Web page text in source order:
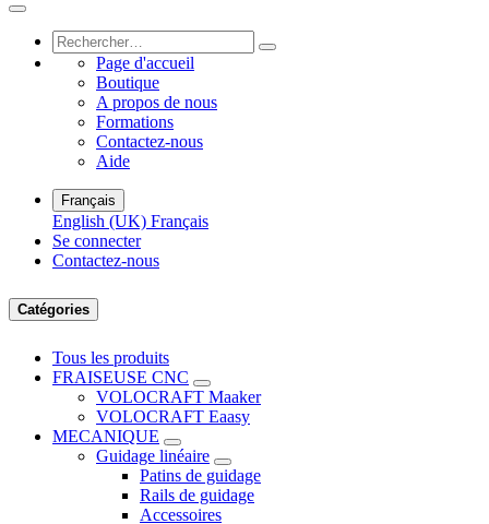
Page d'accueil
Boutique
A propos de nous
Formations
Contactez-nous
Aide
Français
English (UK) Français
Se connecter
Contactez-nous
Catégories
Tous les produits
FRAISEUSE CNC
VOLOCRAFT Maaker
VOLOCRAFT Eaasy
MECANIQUE
Guidage linéaire
Patins de guidage
Rails de guidage
Accessoires